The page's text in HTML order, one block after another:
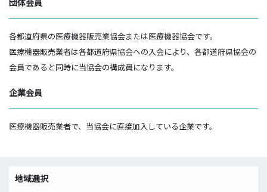
団体会員
各都道府県の医療機器販売業協会または医療機器協会です。
医療機器販売業者は各都道府県協会への入会により、各都道府県協会の
会員であると同時に当協会の構成員になります。
企業会員
医療機器販売業者で、当協会に直接加入している企業です。
地域選択